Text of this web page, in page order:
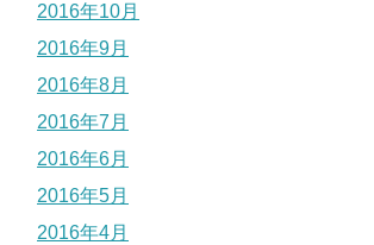
2016年10月
2016年9月
2016年8月
2016年7月
2016年6月
2016年5月
2016年4月